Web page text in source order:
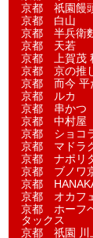
京都 祇園饅
京都 白山
京都 半兵衛
京都 天若
京都 上賀茂
京都 京の推
京都 而今 平
京都 ルカ
京都 串かつ
京都 中村屋
京都 ショコ
京都 マドラ
京都 ナポリ
京都 ブノワ
京都
京都 オカフ
京都 ホーフ
タックス
京都 祇園 川